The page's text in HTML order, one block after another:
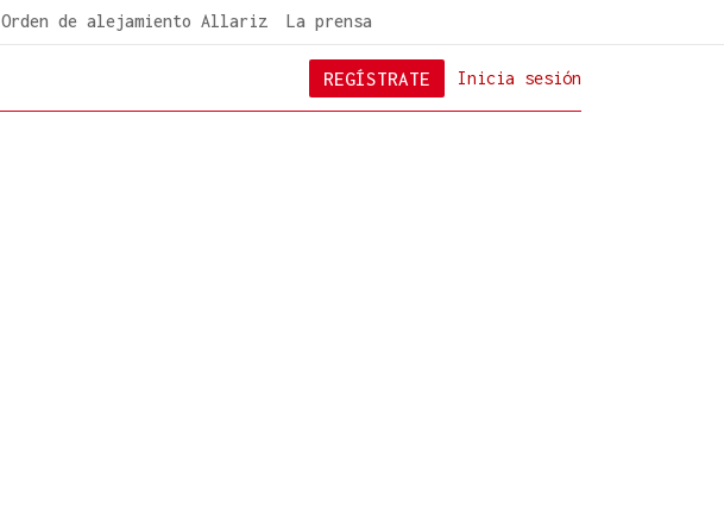
Orden de alejamiento Allariz La prensa
Inicia sesión
REGÍSTRATE